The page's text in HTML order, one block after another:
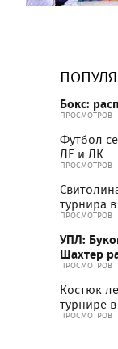
Бокс:
ПРОСМОТРОВ
Футбол
ЛЕ и ЛК
ПРОСМОТРОВ
турнира
ПРОСМОТРОВ
УПЛ:
Шахтер
ПРОСМОТРОВ
Костюк
турнире
ПРОСМОТРОВ